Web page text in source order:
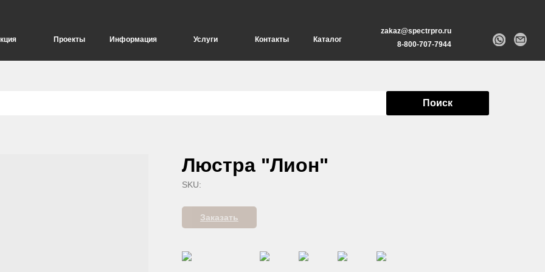
Проекты Информация Услуги Контакты Каталог
zakaz@spectrpro.ru
8-800-707-7944
Поиск
Люстра "Лион"
SKU:
Заказать